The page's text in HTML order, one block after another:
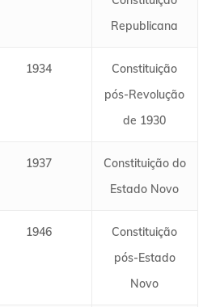
Republicana
1934
Constituição
pós-Revolução
de 1930
1937
Constituição do
Estado Novo
1946
Constituição
pós-Estado
Novo